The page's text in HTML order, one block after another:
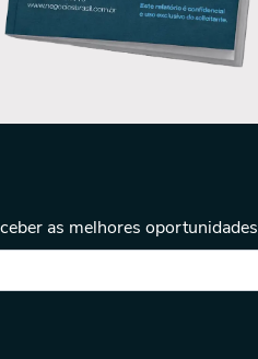
as melhores